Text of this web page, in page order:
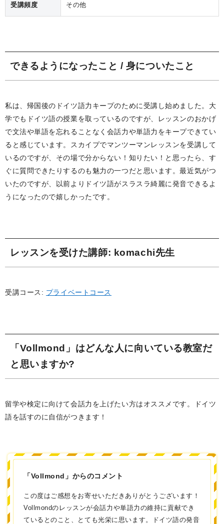
受講頻度 その他
できるようになったこと / 身についたこと
私は、帰国後のドイツ語力キープのために受講し始めました。大
学でもドイツ語の授業を取っているのですが、レッスンのおかげ
で文法や単語を忘れることなく会話力や単語力をキープできてい
ると感じています。スカイプでマンツーマンレッスンを受講して
いるのですが、その場で分からない！知りたい！と思ったら、す
ぐに質問できたりするのも魅力の一つだと思います。最近気がつ
いたのですが、以前よりドイツ語がスラスラ綺麗に発音できるよ
うになったので嬉しかったです。
レッスンを受けた講師: komachi先生
受講コース: プライベートコース
「Vollmond」はどんな人に向いている教室だ
と思いますか?
留学や検定に向けて会話力を上げたい方はオススメです。ドイツ
語を話すのに自信がつきます！
「Vollmond」からのコメント
この度はご感想をお寄せいただきありがとうございます！
Vollmondのレッスンが会話力や単語力の維持に貢献でき
ているとのこと、とても光栄に思います。ドイツ語の発音